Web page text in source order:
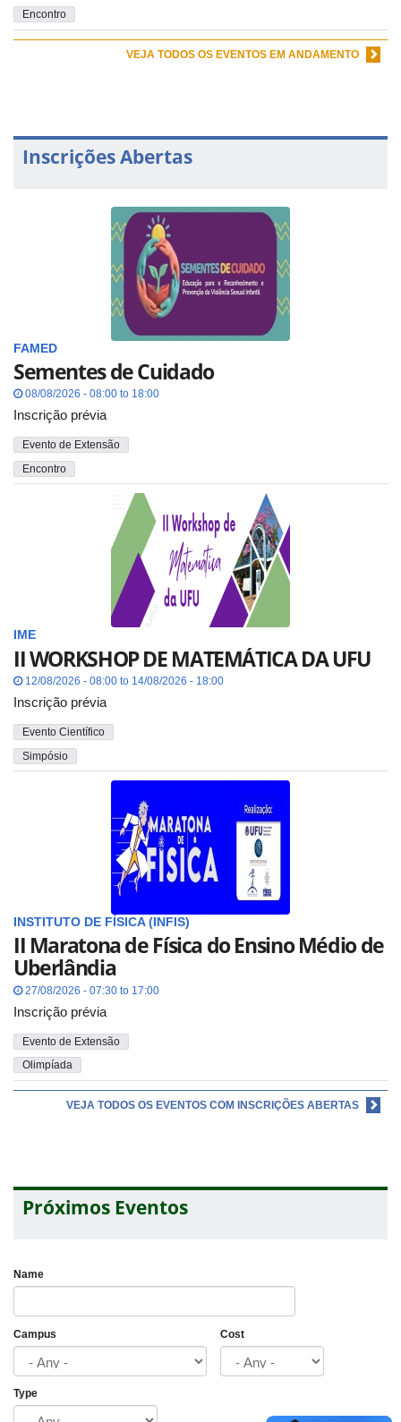
Encontro
VEJA TODOS OS EVENTOS EM ANDAMENTO
Inscrições Abertas
FAMED
Sementes de Cuidado
08/08/2026 - 08:00 to 18:00
Inscrição prévia
Evento de Extensão
Encontro
IME
II WORKSHOP DE MATEMÁTICA DA UFU
12/08/2026 - 08:00 to 14/08/2026 - 18:00
Inscrição prévia
Evento Científico
Simpósio
INSTITUTO DE FÍSICA (INFIS)
II Maratona de Física do Ensino Médio de
Uberlândia
27/08/2026 - 07:30 to 17:00
Inscrição prévia
Evento de Extensão
Olimpíada
VEJA TODOS OS EVENTOS COM INSCRIÇÕES ABERTAS
Próximos Eventos
Name
Campus Cost
Type